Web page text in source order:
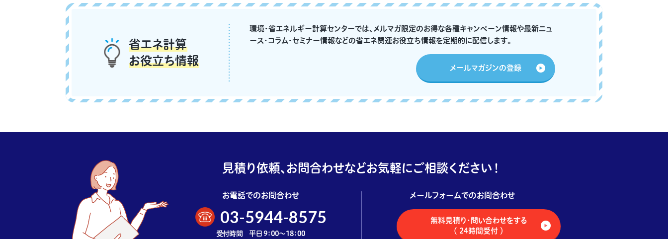
省エネ計算
お役立ち情報
環境・省エネルギー計算センターでは、メルマガ限定のお得な各種キャンペーン情報や最新ニュ
ース・コラム・セミナー情報などの省エネ関連お役立ち情報を定期的に配信します。
メールマガジンの登録
見積り依頼、お問合わせなどお気軽にご相談ください！
お電話でのお問合わせ
03-5944-8575
受付時間 平日 9：00～18：00
メールフォームでのお問合わせ
無料見積り・問い合わせをする
（ 24時間受付 ）